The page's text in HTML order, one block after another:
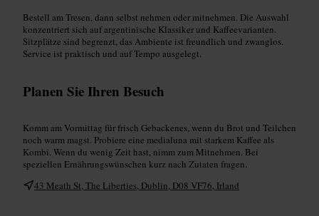
Bestell am Tresen, dann selbst nehmen oder mitnehmen. Die Auswahl
konzentriert sich auf argentinische Klassiker und Kaffeevarianten.
Sitzplätze sind begrenzt, das Ambiente ist freundlich und zwanglos.
Service ist praktisch und auf Tempo ausgelegt.
Planen Sie Ihren Besuch
Komm am Vormittag für frisch Gebackenes, wenn du Brot und Teilchen
noch warm magst. Probiere eine medialuna mit starkem Kaffee als
Kombi. Wenn du wenig Zeit hast, nimm zum Mitnehmen. Bei
speziellen Ernährungswünschen kurz nach Zutaten fragen.
43 Meath St, The Liberties, Dublin, D08 VF76, Irland